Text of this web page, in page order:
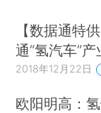
【数据通特
通“氢汽车”产
2018年12月22日
欧阳明高：